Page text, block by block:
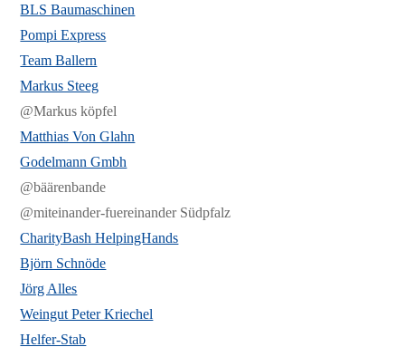
BLS Baumaschinen
Pompi Express
Team Ballern
Markus Steeg
@Markus köpfel
Matthias Von Glahn
Godelmann Gmbh
@bäärenbande
@miteinander-fuereinander Südpfalz
CharityBash HelpingHands
Björn Schnöde
Jörg Alles
Weingut Peter Kriechel
Helfer-Stab